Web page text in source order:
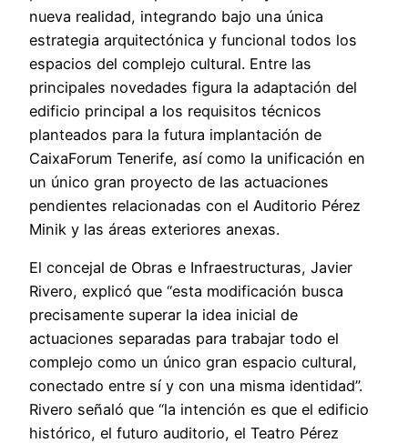
nueva realidad, integrando bajo una única
estrategia arquitectónica y funcional todos los
espacios del complejo cultural. Entre las
principales novedades figura la adaptación del
edificio principal a los requisitos técnicos
planteados para la futura implantación de
CaixaForum Tenerife, así como la unificación en
un único gran proyecto de las actuaciones
pendientes relacionadas con el Auditorio Pérez
Minik y las áreas exteriores anexas.
El concejal de Obras e Infraestructuras, Javier
Rivero, explicó que “esta modificación busca
precisamente superar la idea inicial de
actuaciones separadas para trabajar todo el
complejo como un único gran espacio cultural,
conectado entre sí y con una misma identidad”.
Rivero señaló que “la intención es que el edificio
histórico, el futuro auditorio, el Teatro Pérez